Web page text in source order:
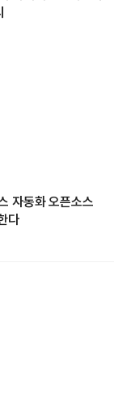
자동화 오픈소스
다